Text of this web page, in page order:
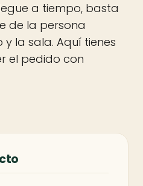
a tiempo, basta
de la persona
la sala. Aquí tienes
el pedido con